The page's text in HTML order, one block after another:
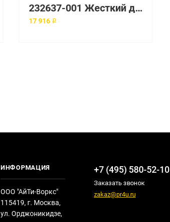
232637-001 Жесткий диск HP Enterprise
17 916 ₽
ИНФОРМАЦИЯ
ООО "АйТи-Воркс"
115419, г. Москва,
ул. Орджоникидзе,
+7 (495) 580-52-10
Заказать звонок
zakaz@pr4u.ru